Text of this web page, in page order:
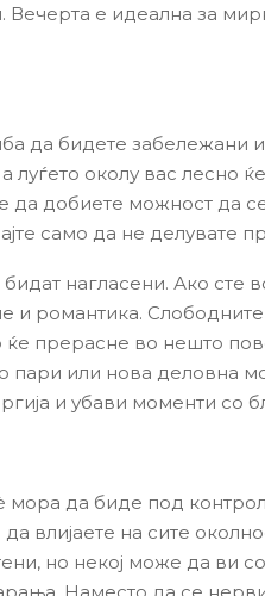
е идеална за
да бидете забележани
околу вас лесно
да добиете можност да
само да не делувате
нагласени. Ако сте
и романтика.
ќе прерасне во нешто
пари или нова деловна
и убави моменти со
мора да биде под
влијаете на сите
но некој може да ви